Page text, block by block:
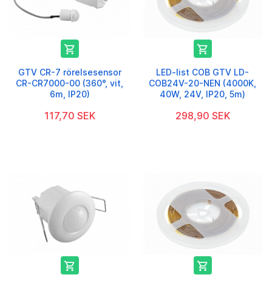

GTV CR-7 rörelsesensor
CR-CR7000-00 (360°, vit,
6m, IP20)
117,70 SEK

LED-list COB GTV LD-
COB24V-20-NEN (4000K,
40W, 24V, IP20, 5m)
298,90 SEK
 